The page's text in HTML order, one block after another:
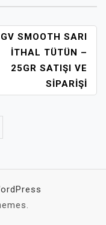
GV SMOOTH SARI
İTHAL TÜTÜN –
25GR SATIŞI VE
SIPARIŞI